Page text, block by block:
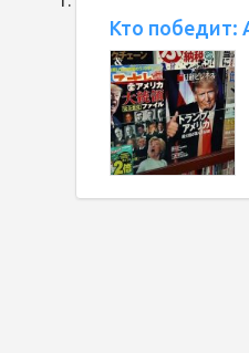
Кто победит: